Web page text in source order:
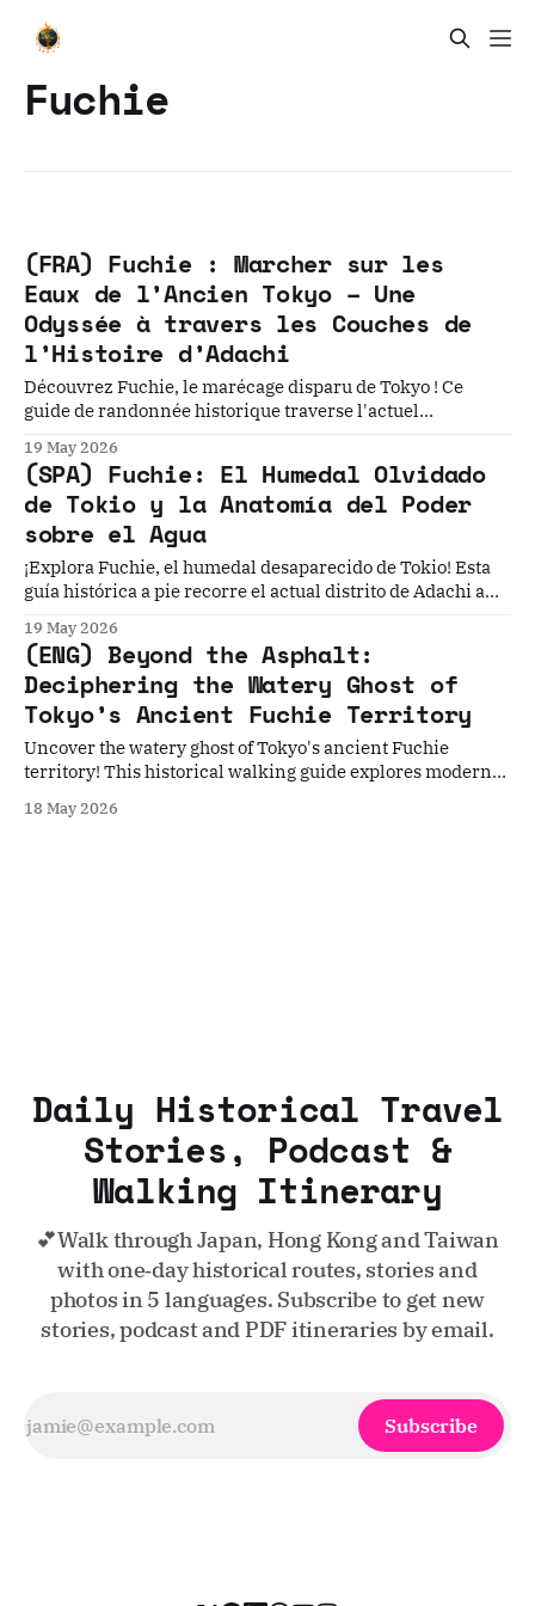
Fuchie
(FRA) Fuchie : Marcher sur les
Eaux de l’Ancien Tokyo – Une
Odyssée à travers les Couches de
l’Histoire d’Adachi
Découvrez Fuchie, le marécage disparu de Tokyo ! Ce
guide de randonnée historique traverse l'actuel
château d'eau médiéval à un étrange tabou du Nouvel An,
en passant par un tumulus kofun réutilisé par les
samouraïs de renom.
19 May 2026
(SPA) Fuchie: El Humedal Olvidado
de Tokio y la Anatomía del Poder
sobre el Agua
¡Explora Fuchie, el humedal desaparecido de Tokio! Esta
guía histórica a pie recorre el actual distrito de Adachi a
agua y la ingeniería del Shogunato, hasta un extraño tabú
de Año Nuevo y un túmulo kofun reutilizado por samuráis.
19 May 2026
(ENG) Beyond the Asphalt:
Deciphering the Watery Ghost of
Tokyo’s Ancient Fuchie Territory
Uncover the watery ghost of Tokyo's ancient Fuchie
territory! This historical walking guide explores modern
18 May 2026
Daily Historical Travel
Stories, Podcast &
Walking Itinerary
💕Walk through Japan, Hong Kong and Taiwan
with one‑day historical routes, stories and
photos in 5 languages. Subscribe to get new
stories, podcast and PDF itineraries by email.
Subscribe